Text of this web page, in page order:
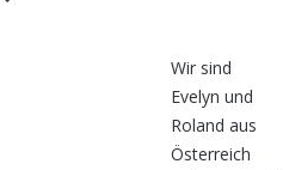
Wir sind
Evelyn und
Roland aus
Österreich